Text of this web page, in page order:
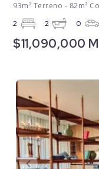
93m² Terreno - 82m²
2 2 0
$11,090,000